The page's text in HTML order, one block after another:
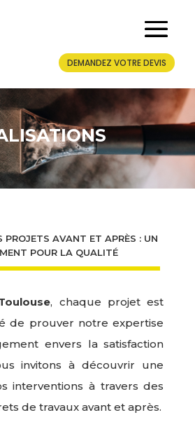
DEMANDEZ VOTRE DEVIS
PROJETS AVANT ET APRÈS : UN
POUR LA QUALITÉ
, chaque projet est
de prouver notre expertise
envers la satisfaction
invitons à découvrir une
interventions à travers des
de travaux avant et après.